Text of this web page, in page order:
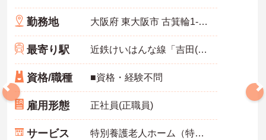
勤務地 大阪府 東大阪市 古箕輪1-3-28
最寄り駅 近鉄けいはんな線「吉田(大阪)駅」徒歩10分
資格/職種 ■資格・経験不問
雇用形態 正社員(正職員)
サービス 特別養護老人ホーム（特養）